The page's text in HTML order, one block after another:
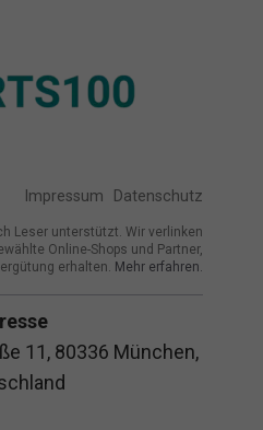
Impressum Datenschutz
Leser unterstützt. Wir verlinken
Online-Shops und Partner,
erhalten. Mehr erfahren.
11, 80336 München,